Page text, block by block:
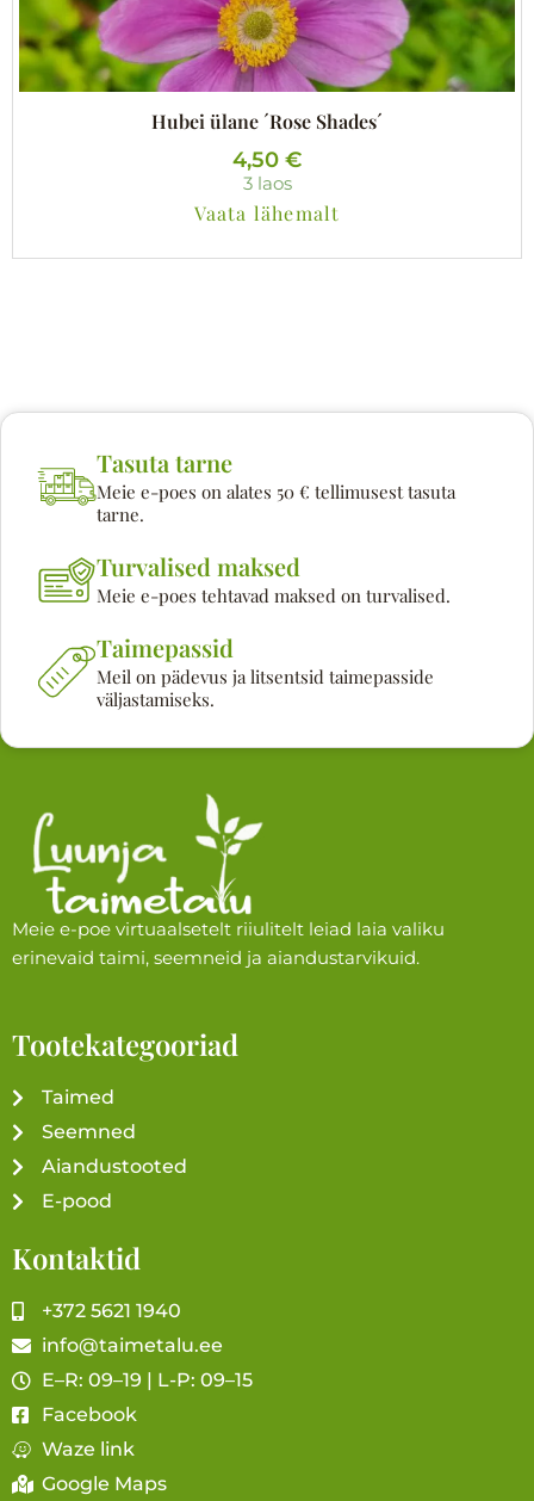
Hubei ülane ´Rose Shades´
4,50 €
3 laos
Vaata lähemalt
Tasuta tarne
Meie e-poes on alates 50 € tellimusest tasuta
tarne.
Turvalised maksed
Meie e-poes tehtavad maksed on turvalised.
Taimepassid
Meil on pädevus ja litsentsid taimepasside
väljastamiseks.
Meie e-poe virtuaalsetelt riiulitelt leiad laia valiku
erinevaid taimi, seemneid ja aiandustarvikuid.
Tootekategooriad
Taimed
Seemned
Aiandustooted
E-pood
Kontaktid
+372 5621 1940
info@taimetalu.ee
E–R: 09–19 | L-P: 09–15
Facebook
Waze link
Google Maps